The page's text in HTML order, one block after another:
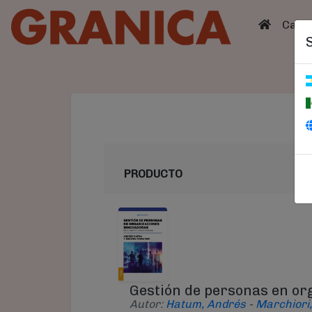
PRODUCTO
Gestión de personas en
Autor: Hatum, Andrés-